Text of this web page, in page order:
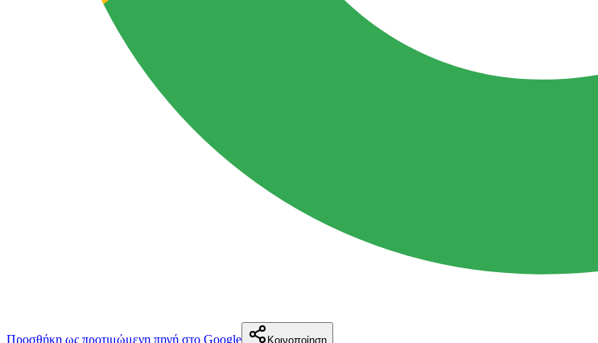
Προσθήκη ως προτιμώμενη πηγή στο Google Κοινοποίηση